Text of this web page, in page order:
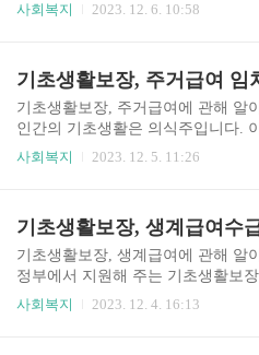
0% 2024년 생계급여 선정기준을 기
기준 개선은 다인, 다자녀 등 수급가
자동자 배기..
에서 지원하는 기초생활보장 중에
원이 있습니다. 다음은 기초생활보
개념, 의료급여 대상, 의료급여 급여
아보겠습니다. ▶ 기초생활보장이란
장은 「국민기초생활 보장법」 제1
우 생활수준에 따라 기초생활을 할
급여, 의료급여, 주거급여, 교육급여
사회복지 2023. 12. 6. 10:58
기초생활보장, 주거급여에 관해 알
인간의 기초생활은 의식주입니다.
하나라도 부족하면 삶의 질이 떨어
부에서 지원하는 기초생활보장 중
지원이 있습니다. 다음은 기초생활
여 개념, 주거급여 선정기준, 주거급
관해 알아보겠습니다. ▶ 기초생활
생활보장은 「국민기초생활 보장법
사회복지 2023. 12. 5. 11:26
기초생활보장, 생계급여에 관해 알
정부에서 지원해 주는 기초생활보
서는 먼저 기초생활보장 법에서 정
사회복지 2023. 12. 4. 16:13